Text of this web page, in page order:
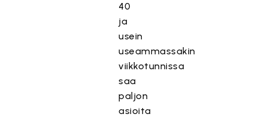
40
ja
usein
useammassakin
viikkotunnissa
saa
paljon
asioita